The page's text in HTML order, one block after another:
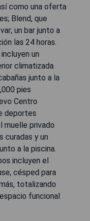
como una oferta
Blend, que
un bar junto a
las 24 horas.
un
climatizada
junto a la
pies
Centro
deportes
muelle privado
curadas y un
a la piscina.
incluyen el
césped para
totalizando
funcional